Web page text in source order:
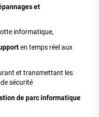
et
informatique,
en temps réel aux
et transmettant les
sécurité
de parc informatique